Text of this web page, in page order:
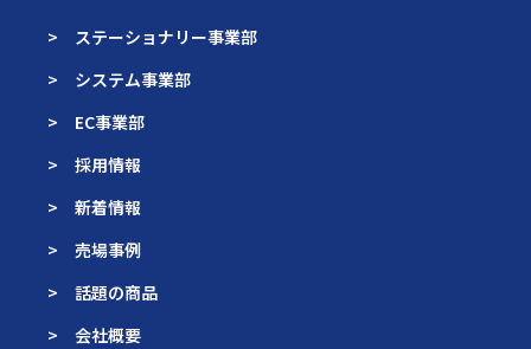
> ステーショナリー事業部
> システム事業部
> EC事業部
> 採用情報
> 新着情報
> 売場事例
> 話題の商品
> 会社概要